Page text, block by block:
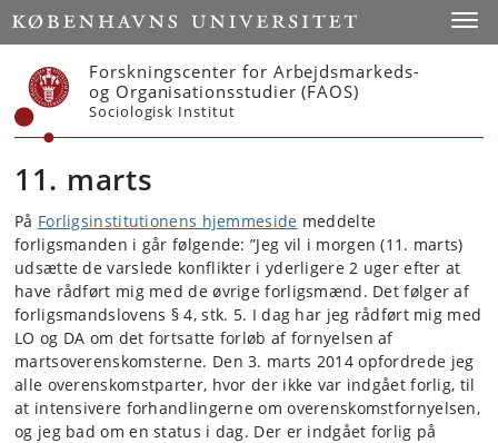
Start
Forskningscenter for Arbejdsmarkeds-
og Organisationsstudier (FAOS)
Sociologisk Institut
11. marts
På Forligsinstitutionens hjemmeside meddelte
forligsmanden i går følgende: ”Jeg vil i morgen (11. marts)
udsætte de varslede konflikter i yderligere 2 uger efter at
have rådført mig med de øvrige forligsmænd. Det følger af
forligsmandslovens § 4, stk. 5. I dag har jeg rådført mig med
LO og DA om det fortsatte forløb af fornyelsen af
martsoverenskomsterne. Den 3. marts 2014 opfordrede jeg
alle overenskomstparter, hvor der ikke var indgået forlig, til
at intensivere forhandlingerne om overenskomstfornyelsen,
og jeg bad om en status i dag. Der er indgået forlig på